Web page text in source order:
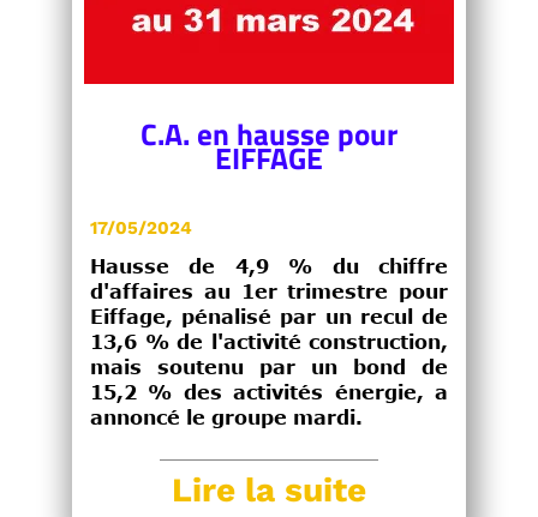
C.A. en hausse pour
EIFFAGE
17/05/2024
Hausse de 4,9 % du chiffre
d'affaires au 1er trimestre pour
Eiffage, pénalisé par un recul de
13,6 % de l'activité construction,
mais soutenu par un bond de
15,2 % des activités énergie, a
annoncé le groupe mardi.
Lire la suite